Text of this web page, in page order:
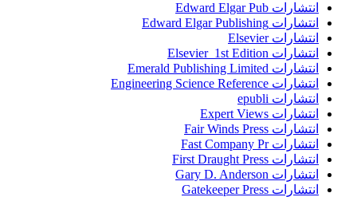
انتشارات Edward Elgar Pub
انتشارات Edward Elgar Publishing
انتشارات Elsevier
انتشارات Elsevier 1st Edition
انتشارات Emerald Publishing Limited
انتشارات Engineering Science Reference
انتشارات epubli
انتشارات Expert Views
انتشارات Fair Winds Press
انتشارات Fast Company Pr
انتشارات First Draught Press
انتشارات Gary D. Anderson
انتشارات Gatekeeper Press